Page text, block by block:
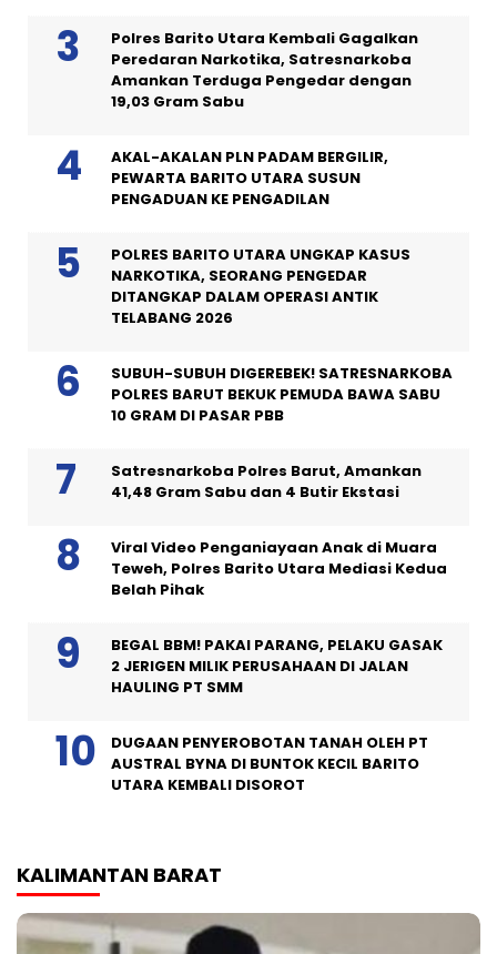
Polres Barito Utara Kembali Gagalkan
Peredaran Narkotika, Satresnarkoba
Amankan Terduga Pengedar dengan
19,03 Gram Sabu
AKAL-AKALAN PLN PADAM BERGILIR,
PEWARTA BARITO UTARA SUSUN
PENGADUAN KE PENGADILAN
POLRES BARITO UTARA UNGKAP KASUS
NARKOTIKA, SEORANG PENGEDAR
DITANGKAP DALAM OPERASI ANTIK
TELABANG 2026
SUBUH-SUBUH DIGEREBEK! SATRESNARKOBA
POLRES BARUT BEKUK PEMUDA BAWA SABU
10 GRAM DI PASAR PBB
Satresnarkoba Polres Barut, Amankan
41,48 Gram Sabu dan 4 Butir Ekstasi
Viral Video Penganiayaan Anak di Muara
Teweh, Polres Barito Utara Mediasi Kedua
Belah Pihak
BEGAL BBM! PAKAI PARANG, PELAKU GASAK
2 JERIGEN MILIK PERUSAHAAN DI JALAN
HAULING PT SMM
DUGAAN PENYEROBOTAN TANAH OLEH PT
AUSTRAL BYNA DI BUNTOK KECIL BARITO
UTARA KEMBALI DISOROT
KALIMANTAN BARAT